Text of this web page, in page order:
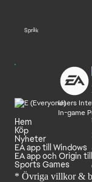
Språk
Users
In-game
Hem
Köp
Nyheter
EA app till Windows
EA app och Origin
Sports Games
* Övriga villkor &